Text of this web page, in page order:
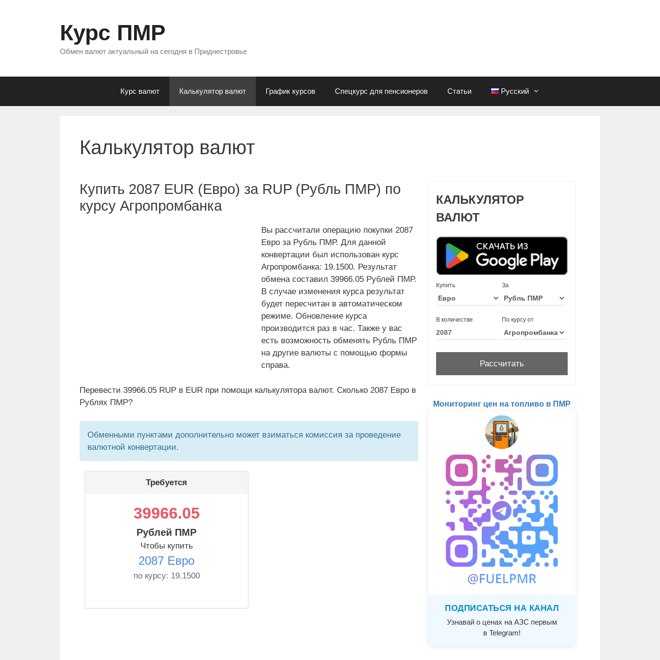
Курс ПМР
Обмен валют актуальный на сегодня в Приднестровье
Курс валют Калькулятор валют График курсов Спецкурс для пенсионеров Статьи Русский
Калькулятор валют
Купить 2087 EUR (Евро) за RUP (Рубль ПМР) по
курсу Агропромбанка
Вы рассчитали операцию покупки 2087
Евро за Рубль ПМР. Для данной
конвертации был использован курс
Агропромбанка: 19.1500. Результат
обмена составил 39966.05 Рублей ПМР.
В случае изменения курса результат
будет пересчитан в автоматическом
режиме. Обновление курса
производится раз в час. Также у вас
есть возможность обменять Рубль ПМР
на другие валюты с помощью формы
справа.
Перевести 39966.05 RUP в EUR при помощи калькулятора валют. Сколько 2087 Евро в
Рублях ПМР?
Обменными пунктами дополнительно может взиматься комиссия за проведение
валютной конвертации.
Требуется
39966.05
Рублей ПМР
Чтобы купить
2087 Евро
по курсу: 19.1500
КАЛЬКУЛЯТОР
ВАЛЮТ
Купить За
В количестве По курсу от
Мониторинг цен на топливо в ПМР
ПОДПИСАТЬСЯ НА КАНАЛ
Узнавай о ценах на АЗС первым
в Telegram!